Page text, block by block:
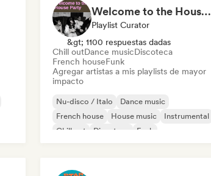
Welcome to the House Party
Playlist Curator
&gt; 1100 respuestas dadas
Chill outDance musicDiscoteca
French houseFunk
Agregar artistas a mis playlists de mayor
impacto
Nu-disco / Italo
Dance music
French house
House music
Instrumental
Chill out
Discoteca Funk